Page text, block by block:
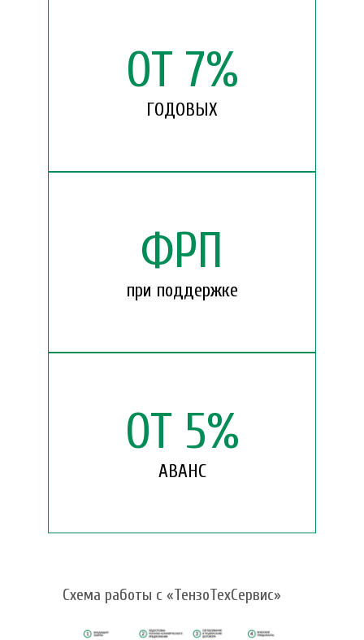
ОТ 7%
ГОДОВЫХ
ФРП
при поддержке
ОТ 5%
АВАНС
Схема работы с «ТензоТехСервис»